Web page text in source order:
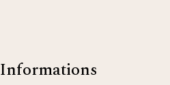
Informations